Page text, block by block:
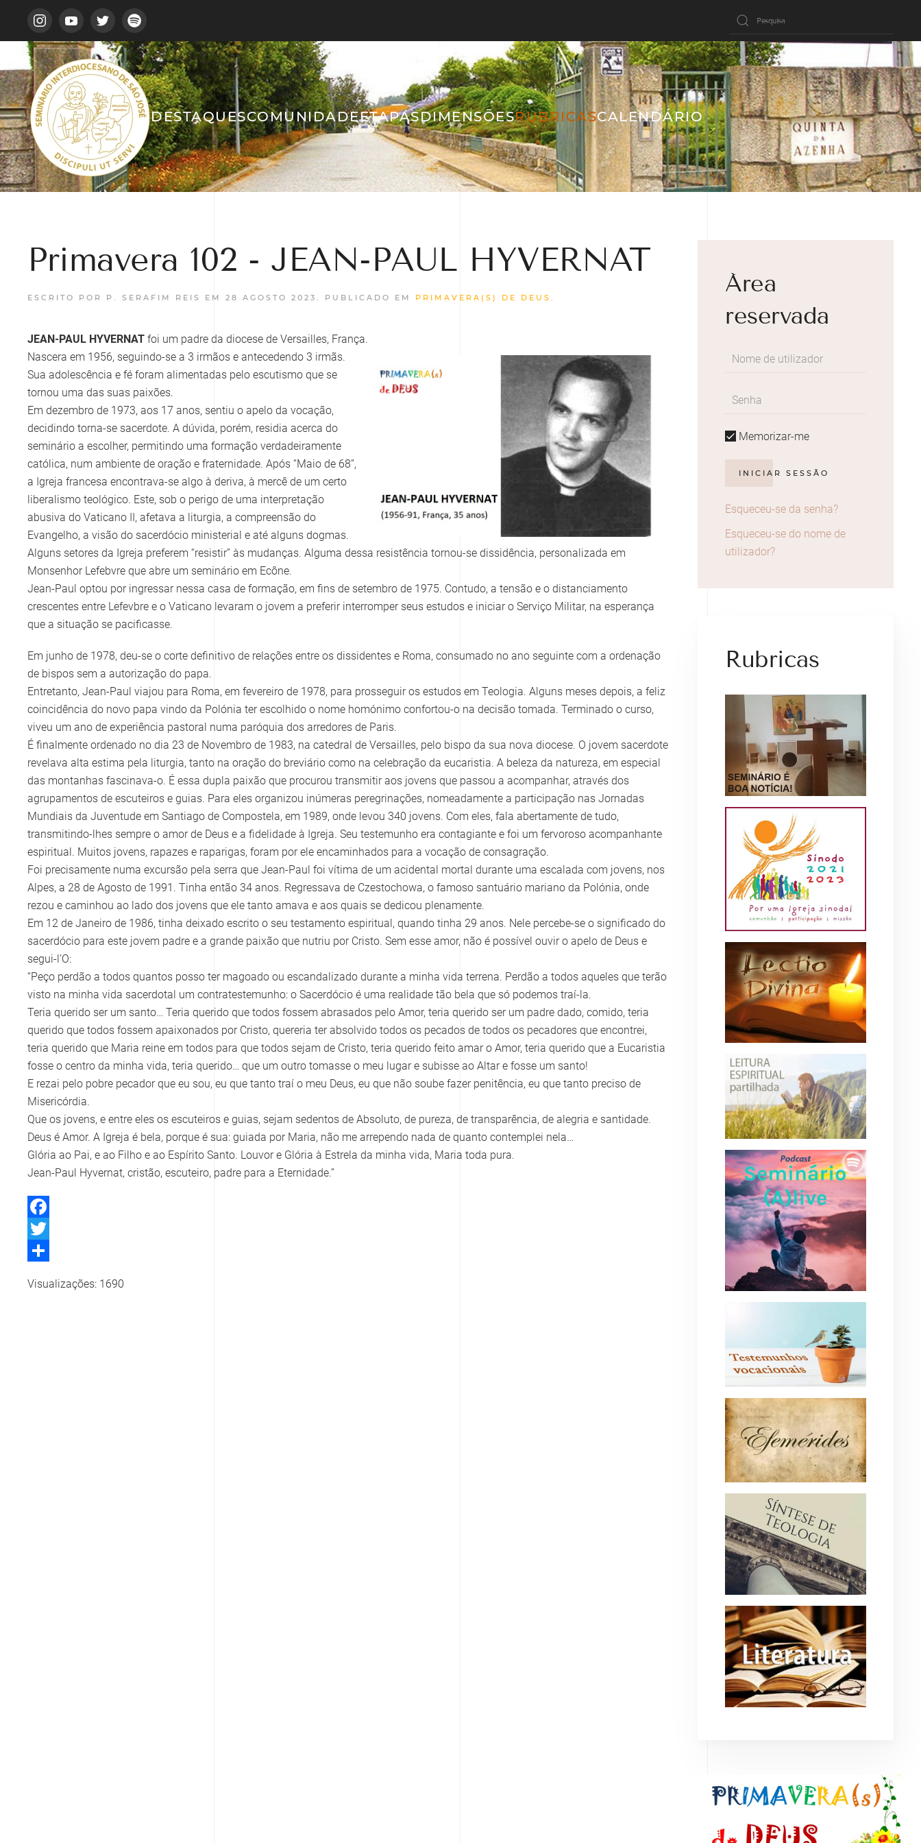
DESTAQUESCOMUNIDADEETAPASDIMENSÕESRUBRICASCALENDÁRIO
Primavera 102 - JEAN-PAUL HYVERNAT
ESCRITO POR P. SERAFIM REIS EM 28 AGOSTO 2023 . PUBLICADO EM PRIMAVERA(S) DE DEUS .
JEAN-PAUL HYVERNAT foi um padre da diocese de Versailles, França.
Nascera em 1956, seguindo-se a 3 irmãos e antecedendo 3 irmãs.
Sua adolescência e fé foram alimentadas pelo escutismo que se
tornou uma das suas paixões.
Em dezembro de 1973, aos 17 anos, sentiu o apelo da vocação,
decidindo torna-se sacerdote. A dúvida, porém, residia acerca do
seminário a escolher, permitindo uma formação verdadeiramente
católica, num ambiente de oração e fraternidade. Após “Maio de 68”,
a Igreja francesa encontrava-se algo à deriva, à mercê de um certo
liberalismo teológico. Este, sob o perigo de uma interpretação
abusiva do Vaticano II, afetava a liturgia, a compreensão do
Evangelho, a visão do sacerdócio ministerial e até alguns dogmas.
Alguns setores da Igreja preferem “resistir” às mudanças. Alguma dessa resistência tornou-se dissidência, personalizada em
Monsenhor Lefebvre que abre um seminário em Ecône.
Jean-Paul optou por ingressar nessa casa de formação, em fins de setembro de 1975. Contudo, a tensão e o distanciamento
crescentes entre Lefevbre e o Vaticano levaram o jovem a preferir interromper seus estudos e iniciar o Serviço Militar, na esperança
que a situação se pacificasse.
Em junho de 1978, deu-se o corte definitivo de relações entre os dissidentes e Roma, consumado no ano seguinte com a ordenação
de bispos sem a autorização do papa.
Entretanto, Jean-Paul viajou para Roma, em fevereiro de 1978, para prosseguir os estudos em Teologia. Alguns meses depois, a feliz
coincidência do novo papa vindo da Polónia ter escolhido o nome homónimo confortou-o na decisão tomada. Terminado o curso,
viveu um ano de experiência pastoral numa paróquia dos arredores de Paris.
É finalmente ordenado no dia 23 de Novembro de 1983, na catedral de Versailles, pelo bispo da sua nova diocese. O jovem sacerdote
revelava alta estima pela liturgia, tanto na oração do breviário como na celebração da eucaristia. A beleza da natureza, em especial
das montanhas fascinava-o. É essa dupla paixão que procurou transmitir aos jovens que passou a acompanhar, através dos
agrupamentos de escuteiros e guias. Para eles organizou inúmeras peregrinações, nomeadamente a participação nas Jornadas
Mundiais da Juventude em Santiago de Compostela, em 1989, onde levou 340 jovens. Com eles, fala abertamente de tudo,
transmitindo-lhes sempre o amor de Deus e a fidelidade à Igreja. Seu testemunho era contagiante e foi um fervoroso acompanhante
espiritual. Muitos jovens, rapazes e raparigas, foram por ele encaminhados para a vocação de consagração.
Foi precisamente numa excursão pela serra que Jean-Paul foi vítima de um acidental mortal durante uma escalada com jovens, nos
Alpes, a 28 de Agosto de 1991. Tinha então 34 anos. Regressava de Czestochowa, o famoso santuário mariano da Polónia, onde
rezou e caminhou ao lado dos jovens que ele tanto amava e aos quais se dedicou plenamente.
Em 12 de Janeiro de 1986, tinha deixado escrito o seu testamento espiritual, quando tinha 29 anos. Nele percebe-se o significado do
sacerdócio para este jovem padre e a grande paixão que nutriu por Cristo. Sem esse amor, não é possível ouvir o apelo de Deus e
segui-l’O:
“Peço perdão a todos quantos posso ter magoado ou escandalizado durante a minha vida terrena. Perdão a todos aqueles que terão
visto na minha vida sacerdotal um contratestemunho: o Sacerdócio é uma realidade tão bela que só podemos traí-la.
Teria querido ser um santo… Teria querido que todos fossem abrasados pelo Amor, teria querido ser um padre dado, comido, teria
querido que todos fossem apaixonados por Cristo, quereria ter absolvido todos os pecados de todos os pecadores que encontrei,
teria querido que Maria reine em todos para que todos sejam de Cristo, teria querido feito amar o Amor, teria querido que a Eucaristia
fosse o centro da minha vida, teria querido… que um outro tomasse o meu lugar e subisse ao Altar e fosse um santo!
E rezai pelo pobre pecador que eu sou, eu que tanto traí o meu Deus, eu que não soube fazer penitência, eu que tanto preciso de
Misericórdia.
Que os jovens, e entre eles os escuteiros e guias, sejam sedentos de Absoluto, de pureza, de transparência, de alegria e santidade.
Deus é Amor. A Igreja é bela, porque é sua: guiada por Maria, não me arrependo nada de quanto contemplei nela…
Glória ao Pai, e ao Filho e ao Espírito Santo. Louvor e Glória à Estrela da minha vida, Maria toda pura.
Jean-Paul Hyvernat, cristão, escuteiro, padre para a Eternidade.”
Facebook
Twitter
Visualizações: 1690
Área
reservada
Memorizar-me
INICIAR SESSÃO
Esqueceu-se da senha?
Esqueceu-se do nome de
utilizador?
Rubricas